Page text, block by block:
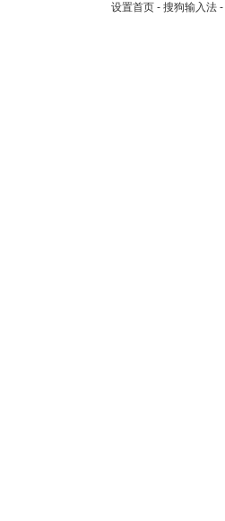
设置首页 - 搜狗输入法 -